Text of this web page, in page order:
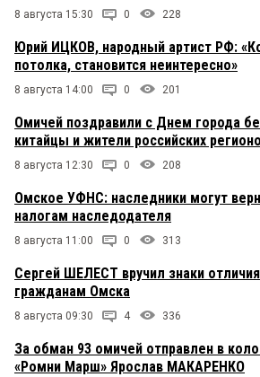
8 августа 15:30 0 228
Юрий ИЦКОВ, народный артист РФ:
потолка, становится неинтересно»
8 августа 14:00 0 201
Омичей поздравили с Днем города
китайцы и жители российских
8 августа 12:30 0 208
Омское УФНС: наследники могут
налогам наследодателя
8 августа 11:00 0 313
Сергей ШЕЛЕСТ вручил знаки
гражданам Омска
8 августа 09:30 4 336
За обман 93 омичей отправлен в
«Ромни Марш» Ярослав МАКАРЕНКО